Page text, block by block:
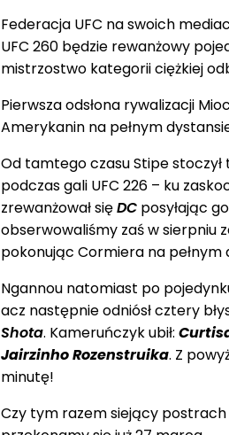
Federacja UFC na swoich
UFC 260 będzie rewanżowy
mistrzostwo kategorii ciężkiej
Pierwsza odsłona rywalizacji
Amerykanin na pełnym
Od tamtego czasu Stipe
podczas gali UFC 226 – ku
zrewanżował sięDC posyłając
obserwowaliśmy zaś w sierpniu
pokonując Cormiera na pełnym
Ngannou natomiast po
acz następnie odniósł cztery
Shota. Kameruńczyk ubił:
Jairzinho Rozenstruika. Z
minutę!
Czy tym razem siejący